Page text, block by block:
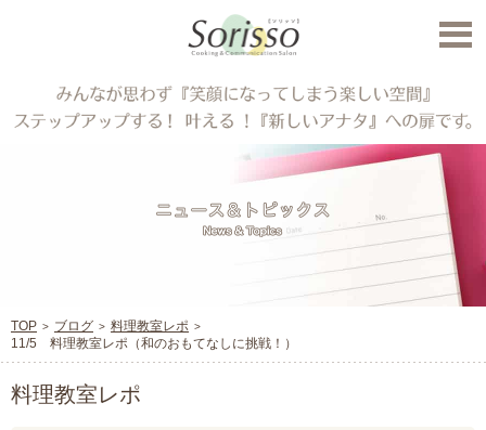
TOP ブログ
料理教室レポ
11/5 料理教室レポ（和のおもてなしに挑戦！）
料理教室レポ